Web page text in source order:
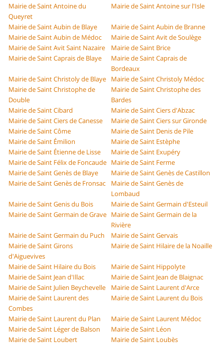
Mairie de Saint Antoine du
Queyret
Mairie de Saint Antoine sur l'Isle
Mairie de Saint Aubin de Blaye
Mairie de Saint Aubin de Branne
Mairie de Saint Aubin de Médoc
Mairie de Saint Avit de Soulège
Mairie de Saint Avit Saint Nazaire
Mairie de Saint Brice
Mairie de Saint Caprais de Blaye
Mairie de Saint Caprais de
Bordeaux
Mairie de Saint Christoly de Blaye
Mairie de Saint Christoly Médoc
Mairie de Saint Christophe de
Double
Mairie de Saint Christophe des
Bardes
Mairie de Saint Cibard
Mairie de Saint Ciers d'Abzac
Mairie de Saint Ciers de Canesse
Mairie de Saint Ciers sur Gironde
Mairie de Saint Côme
Mairie de Saint Denis de Pile
Mairie de Saint Émilion
Mairie de Saint Estèphe
Mairie de Saint Étienne de Lisse
Mairie de Saint Exupéry
Mairie de Saint Félix de Foncaude Mairie de Saint Ferme
Mairie de Saint Genès de Blaye
Mairie de Saint Genès de Castillon
Mairie de Saint Genès de Fronsac
Mairie de Saint Genès de
Lombaud
Mairie de Saint Genis du Bois
Mairie de Saint Germain d'Esteuil
Mairie de Saint Germain de Grave Mairie de Saint Germain de la
Rivière
Mairie de Saint Germain du Puch
Mairie de Saint Gervais
Mairie de Saint Girons
d'Aiguevives
Mairie de Saint Hilaire de la Noaille
Mairie de Saint Hilaire du Bois
Mairie de Saint Hippolyte
Mairie de Saint Jean d'Illac
Mairie de Saint Jean de Blaignac
Mairie de Saint Julien Beychevelle
Mairie de Saint Laurent d'Arce
Mairie de Saint Laurent des
Combes
Mairie de Saint Laurent du Bois
Mairie de Saint Laurent du Plan
Mairie de Saint Laurent Médoc
Mairie de Saint Léger de Balson
Mairie de Saint Léon
Mairie de Saint Loubert
Mairie de Saint Loubès